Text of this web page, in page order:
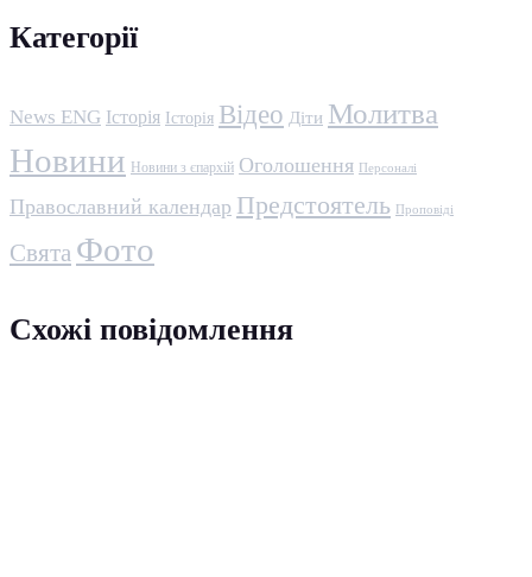
Категорії
News ENG Історія Історія Відео Діти Молитва
Новини Новини з єпархій Оголошення Персоналі
Православний календар Предстоятель Проповіді
Свята Фото
Схожі повідомлення